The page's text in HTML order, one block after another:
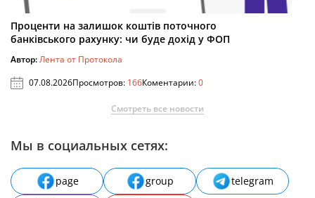
Проценти на залишок коштів поточного
банківського рахунку: чи буде дохід у ФОП
Автор:Лента от Протокола
07.08.2026Просмотров: 166Коментарии:0
Смотреть все новости
Мы в социальных сетях:
page group
telegram